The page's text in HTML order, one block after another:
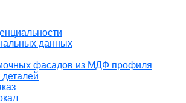
данных
фасадов из МДФ профиля